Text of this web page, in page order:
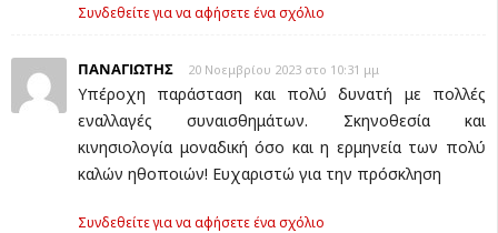
Συνδεθείτε για να αφήσετε ένα σχόλιο
ΠΑΝΑΓΙΩΤΗΣ 20 Νοεμβρίου 2023 στο 10:31 μμ
Υπέροχη παράσταση και πολύ δυνατή με πολλές
εναλλαγές συναισθημάτων. Σκηνοθεσία και
κινησιολογία μοναδική όσο και η ερμηνεία των πολύ
καλών ηθοποιών! Ευχαριστώ για την πρόσκληση
Συνδεθείτε για να αφήσετε ένα σχόλιο